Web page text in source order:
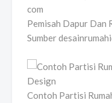
Pemisah Dapur Dan
Sumber
Contoh Partisi